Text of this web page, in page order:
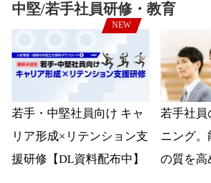
中堅/若手社員研修・教育
NEW
若手・中堅社員向け キャ
リア形成×リテンション支
援研修【DL資料配布中】
若手社員
ニング
の質を高